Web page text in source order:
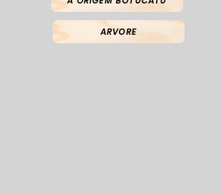
ARVORE